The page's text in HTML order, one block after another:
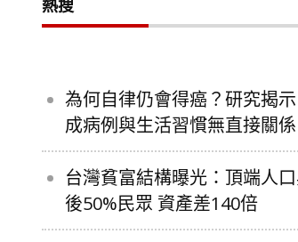
熱搜
為何自律仍會得癌？研究揭
成病例與生活習慣無直接關係
台灣貧富結構曝光：頂端人
後50%民眾 資產差140倍